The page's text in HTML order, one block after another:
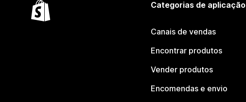
Categorias de aplicação
Canais de vendas
Encontrar produtos
Vender produtos
Encomendas e envio